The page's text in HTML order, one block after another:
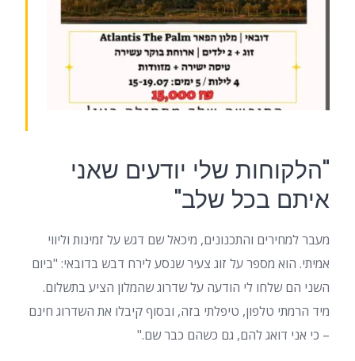
"הלקוחות שלי יודעים שאני
איתם בכל שלב"
מעבר למחירים והתכנונים, מיכאל שם דגש על זמינות וליווי
אמיתי. הוא מספר על זוג צעיר שנסע לירח דבש בדובאי: "ביום
השני הם שלחו לי הודעה על שדרוג שהמלון הציע בתשלום.
מיד הרמתי טלפון, טיפלתי בזה, ובסוף קיבלו את השדרוג חינם
– כי אני דואג להם, גם כשהם כבר שם."